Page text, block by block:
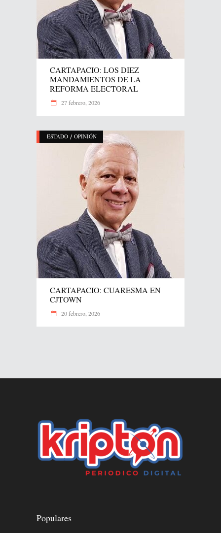
CARTAPACIO: LOS DIEZ
MANDAMIENTOS DE LA
REFORMA ELECTORAL
27 febrero, 2026
ESTADO / OPINIÓN
CARTAPACIO: CUARESMA EN
CJTOWN
20 febrero, 2026
Populares